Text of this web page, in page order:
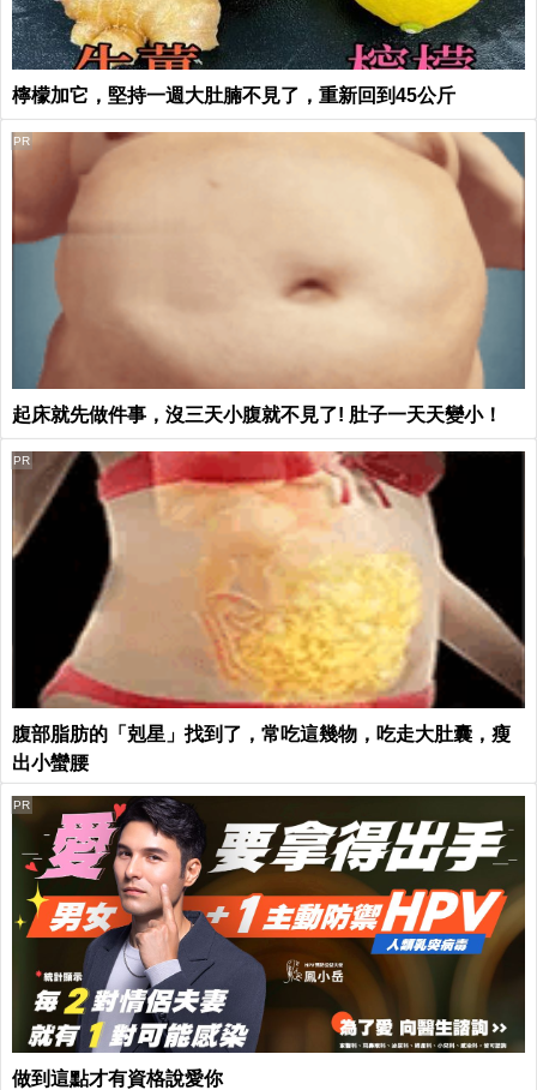
檸檬加它，堅持一週大肚腩不見了，重新回到45公斤
起床就先做件事，沒三天小腹就不見了! 肚子一天天變小！
PR
腹部脂肪的「剋星」找到了，常吃這幾物，吃走大肚囊，瘦
出小蠻腰
PR
做到這點才有資格說愛你
PR